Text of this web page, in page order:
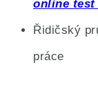
online test
Řidičský
práce